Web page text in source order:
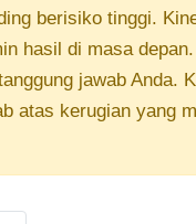
berisiko tinggi.
hasil di masa
jawab Anda.
atas kerugian yang